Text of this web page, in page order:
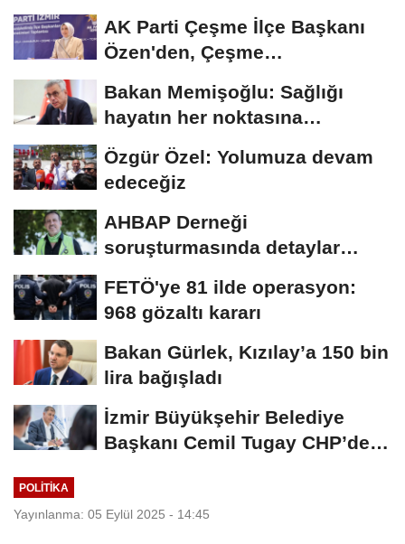
bir anahtar teslimiyle...
AK Parti Çeşme İlçe Başkanı
Özen'den, Çeşme
Bakan Memişoğlu: Sağlığı
hayatın her noktasına
taşıyacağız
Özgür Özel: Yolumuza devam
edeceğiz
AHBAP Derneği
soruşturmasında detaylar
ortaya çıkmaya devam ediyor
FETÖ'ye 81 ilde operasyon:
968 gözaltı kararı
Bakan Gürlek, Kızılay’a 150 bin
lira bağışladı
İzmir Büyükşehir Belediye
Başkanı Cemil Tugay CHP’den
POLİTİKA
Yayınlanma: 05 Eylül 2025 - 14:45